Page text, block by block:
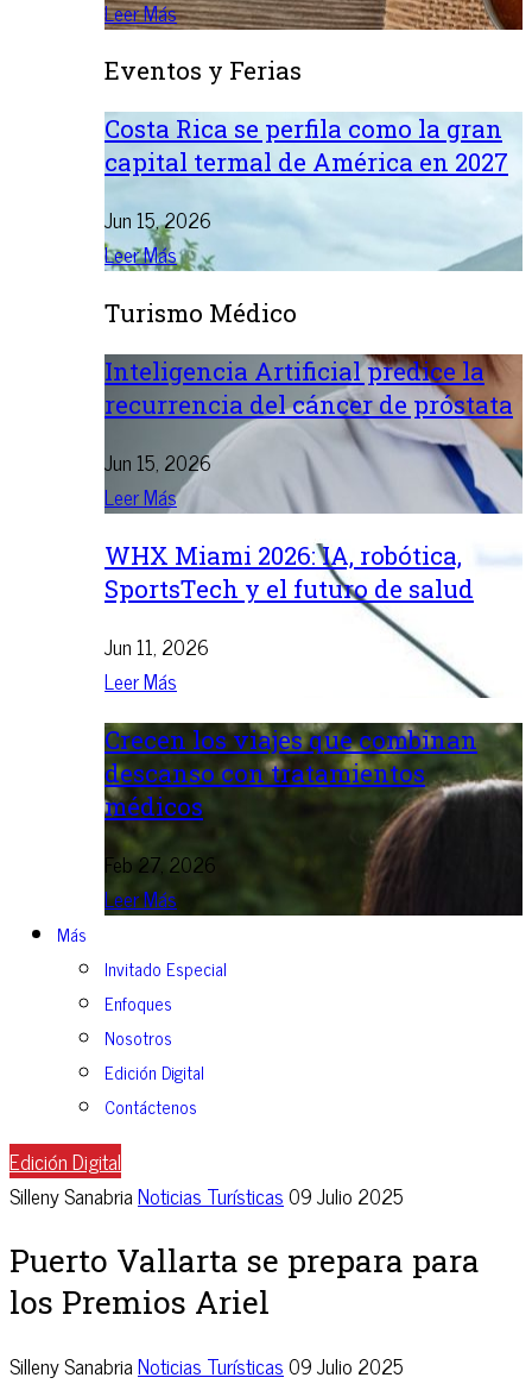
Leer Más
Eventos y Ferias
Costa Rica se perfila como la gran
capital termal de América en 2027
Jun 15, 2026
Leer Más
Turismo Médico
Inteligencia Artificial predice la
recurrencia del cáncer de próstata
Jun 15, 2026
Leer Más
WHX Miami 2026: IA, robótica,
SportsTech y el futuro de salud
Jun 11, 2026
Leer Más
Crecen los viajes que combinan
descanso con tratamientos
médicos
Feb 27, 2026
Leer Más
Más
Invitado Especial
Enfoques
Nosotros
Edición Digital
Contáctenos
Edición Digital
Silleny SanabriaNoticias Turísticas09 Julio 2025
Puerto Vallarta se prepara para
los Premios Ariel
Silleny SanabriaNoticias Turísticas09 Julio 2025